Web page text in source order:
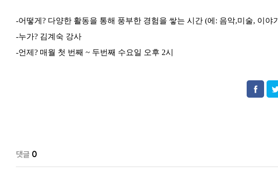
-어떻게 ? 다양한 활동을 통해 풍부한 경험을 쌓는 시간 (에 : 음악,미술, 이야기
-누가? 김계숙 강사
-언제 ? 매월 첫 번째 ~ 두번째 수요일 오후 2시
댓글 0